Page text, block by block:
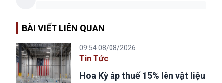
BÀI VIẾT LIÊN QUAN
09:54 08/08/2026
Tin Tức
Hoa Kỳ áp thuế 15% lên vật liệu